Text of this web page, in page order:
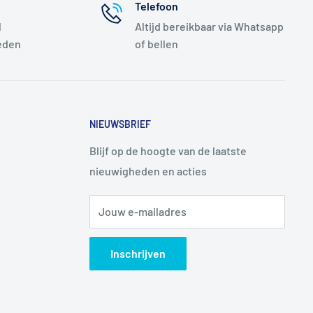
Telefoon
Altijd bereikbaar via Whatsapp
of bellen
NIEUWSBRIEF
Blijf op de hoogte van de laatste
nieuwigheden en acties
Jouw e-mailadres
Inschrijven